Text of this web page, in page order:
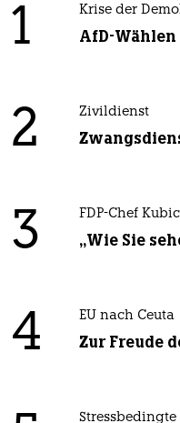
1 Krise der
AfD-
2 Zivildienst
3 FDP-Chef
„Wie Sie
4 EU nach Ceuta
Zur Freude
Stressbedingte